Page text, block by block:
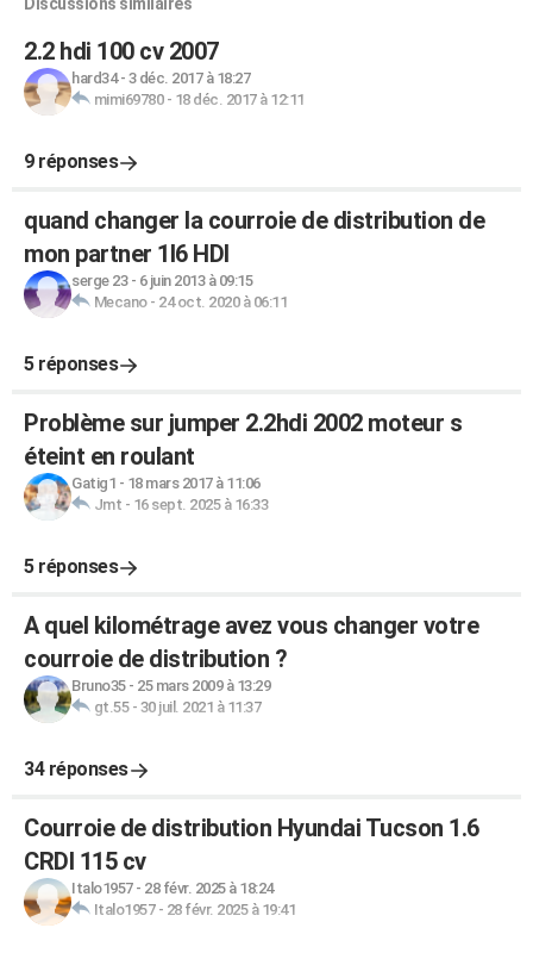
2.2 hdi 100 cv 2007
hard34- 3 déc. 2017 à 18:27
mimi69780- 18 déc. 2017 à 12:11
9 réponses
quand changer la courroie de distribution de
mon partner 1l6 HDI
serge 23- 6 juin 2013 à 09:15
Mecano- 24 oct. 2020 à 06:11
5 réponses
Problème sur jumper 2.2hdi 2002 moteur s
éteint en roulant
Gatig1 - 18 mars 2017 à 11:06
Jmt - 16 sept. 2025 à 16:33
5 réponses
A quel kilométrage avez vous changer votre
courroie de distribution ?
Bruno35- 25 mars 2009 à 13:29
gt.55- 30 juil. 2021 à 11:37
34 réponses
Courroie de distribution Hyundai Tucson 1.6
CRDI 115 cv
Italo1957- 28 févr. 2025 à 18:24
Italo1957- 28 févr. 2025 à 19:41